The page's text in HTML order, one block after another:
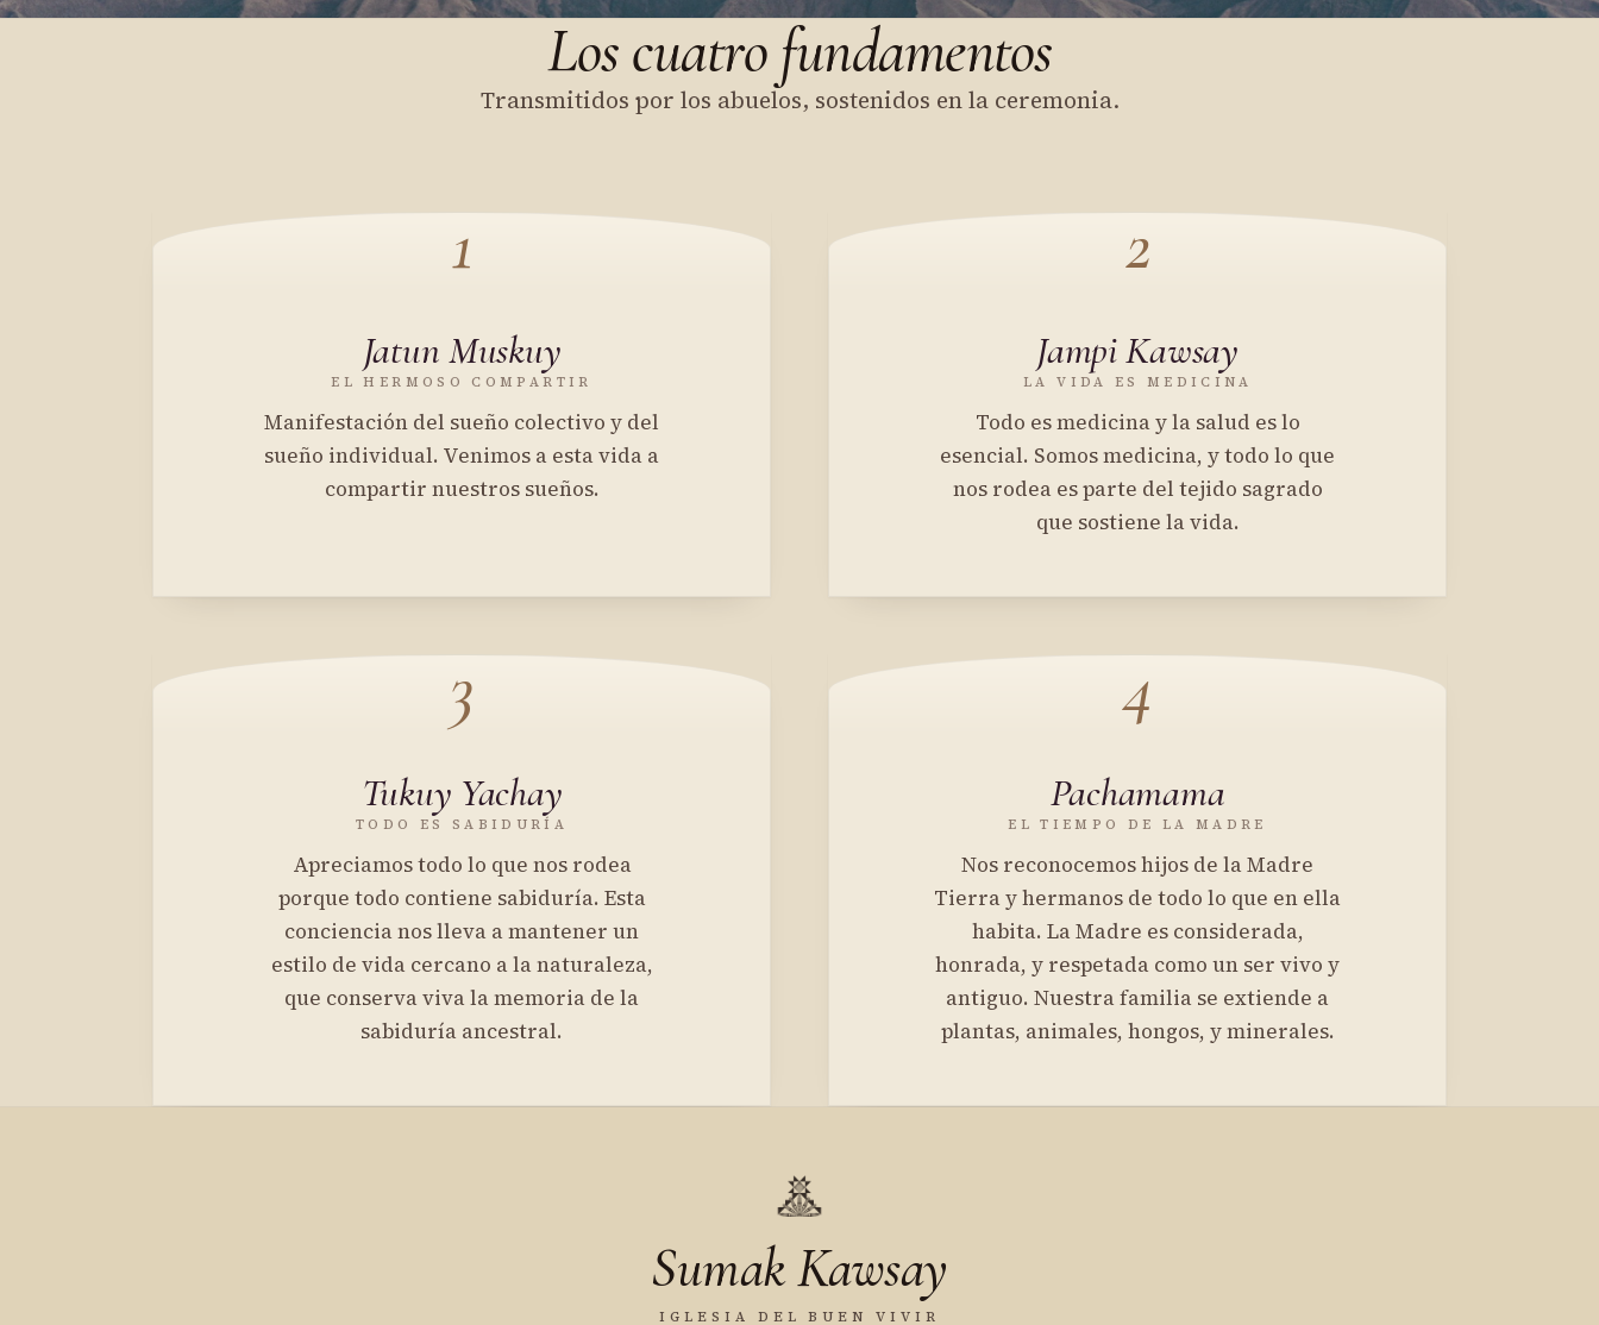
Los cuatro fundamentos
Transmitidos por los abuelos, sostenidos en la ceremonia.
1
Jatun Muskuy
EL HERMOSO COMPARTIR
Manifestación del sueño colectivo y del
sueño individual. Venimos a esta vida a
compartir nuestros sueños.
2
Jampi Kawsay
LA VIDA ES MEDICINA
Todo es medicina y la salud es lo
esencial. Somos medicina, y todo lo que
nos rodea es parte del tejido sagrado
que sostiene la vida.
3
Tukuy Yachay
TODO ES SABIDURÍA
Apreciamos todo lo que nos rodea
porque todo contiene sabiduría. Esta
conciencia nos lleva a mantener un
estilo de vida cercano a la naturaleza,
que conserva viva la memoria de la
sabiduría ancestral.
4
Pachamama
EL TIEMPO DE LA MADRE
Nos reconocemos hijos de la Madre
Tierra y hermanos de todo lo que en ella
habita. La Madre es considerada,
honrada, y respetada como un ser vivo y
antiguo. Nuestra familia se extiende a
plantas, animales, hongos, y minerales.
Sumak Kawsay
IGLESIA DEL BUEN VIVIR